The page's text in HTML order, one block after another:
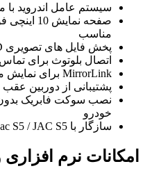
سیستم عامل اندروید
صفحه
مناسب
پخش فایل های تصویری Full HD و صوتی باکیفیت
اتصال بلوتوث برای
MirrorLink برای نمایش محتوای گوشی روی مانیتور
پشتیبانی از دوربین
نصب سوکت فابریک
خودرو
سازگار با jac S5 / JAC S5 در مدل های دنده ای و اتومات
امکانات نرم